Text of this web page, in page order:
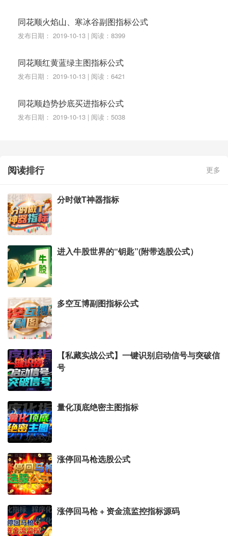
同花顺火焰山、寒冰谷副图指标公式
发布日期： 2019-10-13 | 阅读：8399
同花顺红黄蓝绿主图指标公式
发布日期： 2019-10-13 | 阅读：6421
同花顺趋势抄底买进指标公式
发布日期： 2019-10-13 | 阅读：5038
阅读排行 更多
分时做T神器指标
进入牛股世界的“钥匙”(附带选股公式）
多空互博副图指标公式
【私藏实战公式】一键识别启动信号与突破信
号
量化顶底绝密主图指标
涨停回马枪选股公式
涨停回马枪 + 资金流监控指标源码